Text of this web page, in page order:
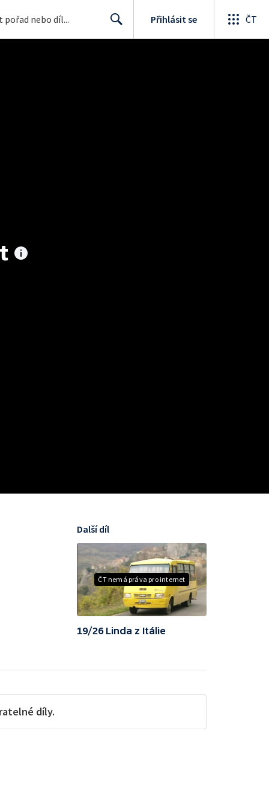
Přihlásit se ČT
ČT nemá práva pro internet
Další díl
19/26 Linda z Itálie
díly.